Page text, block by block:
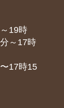
19時
17時
17時15